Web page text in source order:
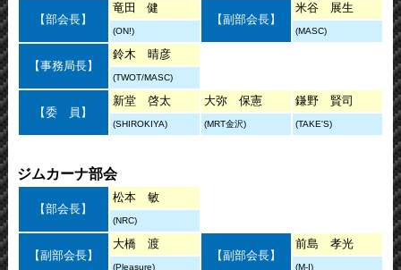
【部会長】
竜田 健
【副部会長】
米谷 展生
(ON!) (MASC)
【事務局長】
鈴木 晴彦
(TWOT/MASC)
【委 員】
新堂 啓太 大弥 保憲 鎌野 賢司
(SHIROKIYA) (MRT金沢) (TAKE'S)
ジムカーナ部会
【部会長】
松本 敏
(NRC)
【副部会長】
大橋 渡
【副部会長】
前島 孝光
(Pleasure) (M-I)